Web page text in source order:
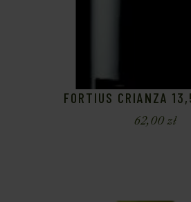
FORTIUS CRIANZA
62,00zł